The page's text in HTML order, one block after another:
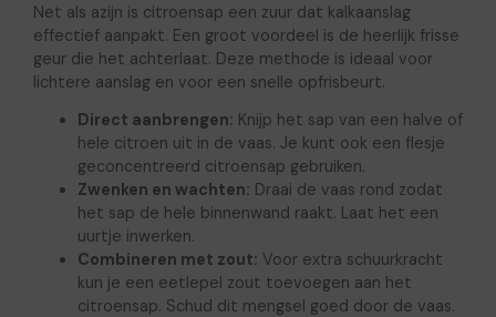
Net als azijn is citroensap een zuur dat kalkaanslag
effectief aanpakt. Een groot voordeel is de heerlijk frisse
geur die het achterlaat. Deze methode is ideaal voor
lichtere aanslag en voor een snelle opfrisbeurt.
Direct aanbrengen: Knijp het sap van een halve of
hele citroen uit in de vaas. Je kunt ook een flesje
geconcentreerd citroensap gebruiken.
Zwenken en wachten: Draai de vaas rond zodat
het sap de hele binnenwand raakt. Laat het een
uurtje inwerken.
Combineren met zout: Voor extra schuurkracht
kun je een eetlepel zout toevoegen aan het
citroensap. Schud dit mengsel goed door de vaas.